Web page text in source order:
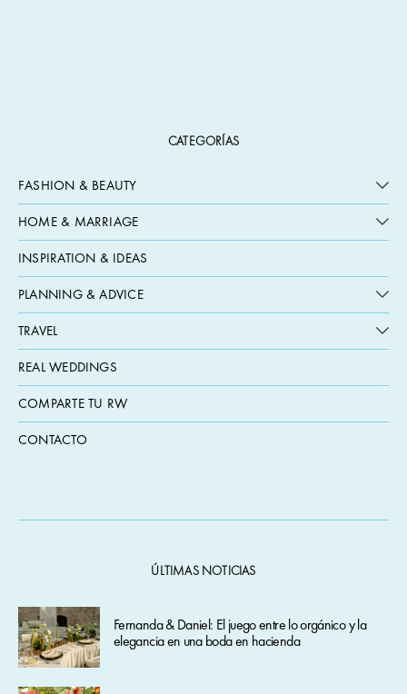
CATEGORÍAS
FASHION & BEAUTY
HOME & MARRIAGE
INSPIRATION & IDEAS
PLANNING & ADVICE
TRAVEL
REAL WEDDINGS
COMPARTE TU RW
CONTACTO
ÚLTIMAS NOTICIAS
Fernanda & Daniel: El juego entre lo orgánico y la
elegancia en una boda en hacienda